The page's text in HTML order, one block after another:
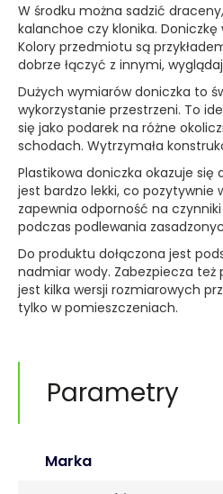
W środku można sadzić
kalanchoe czy klonika.
Kolory przedmiotu są
dobrze łączyć z innymi,
Dużych wymiarów doniczka to
wykorzystanie przestrzeni. To
się jako podarek na różne
schodach. Wytrzymała
Plastikowa doniczka okazuje
jest bardzo lekki, co pozytywnie
zapewnia odporność na
podczas podlewania
Do produktu dołączona jest
nadmiar wody. Zabezpiecza
jest kilka wersji rozmiarowych
tylko w pomieszczeniach.
Parametry
Marka